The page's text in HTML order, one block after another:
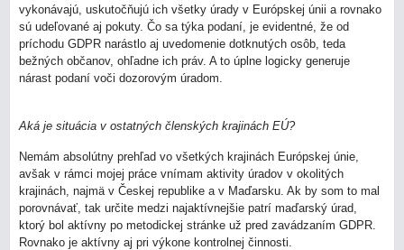
vykonávajú, uskutočňujú ich všetky úrady v Európskej únii a rovnako
sú udeľované aj pokuty. Čo sa týka podaní, je evidentné, že od
príchodu GDPR narástlo aj uvedomenie dotknutých osôb, teda
bežných občanov, ohľadne ich práv. A to úplne logicky generuje
nárast podaní voči dozorovým úradom.
Aká je situácia v ostatných členských krajinách EÚ?
Nemám absolútny prehľad vo všetkých krajinách Európskej únie,
avšak v rámci mojej práce vnímam aktivity úradov v okolitých
krajinách, najmä v Českej republike a v Maďarsku. Ak by som to mal
porovnávať, tak určite medzi najaktívnejšie patrí maďarský úrad,
ktorý bol aktívny po metodickej stránke už pred zavádzaním GDPR.
Rovnako je aktívny aj pri výkone kontrolnej činnosti.